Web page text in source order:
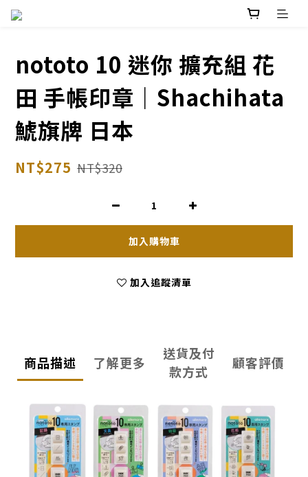
nototo 10 迷你 擴充組 花
田 手帳印章｜Shachihata
鯱旗牌 日本
NT$275 NT$320
加入購物車
加入追蹤清單
商品描述 了解更多
送貨及付
款方式
顧客評價